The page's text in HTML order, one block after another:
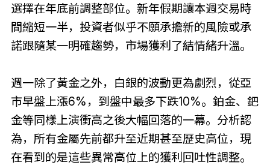
選擇在年底前調整部位。新年假期讓本週交易時
間縮短一半，投資者似乎不願承擔新的風險或承
諾跟隨某一明確趨勢，市場獲利了結情緒升溫。
週一除了黃金之外，白銀的波動更為劇烈，從亞
市早盤上漲6%，到盤中最多下跌10%。鉑金、鈀
金等同樣上演衝高之後大幅回落的一幕。分析認
為，所有金屬先前都升至近期甚至歷史高位，現
在看到的是這些異常高位上的獲利回吐性調整。